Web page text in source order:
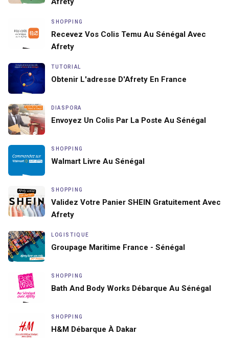
SHOPPING
Recevez Vos Colis Temu Au Sénégal Avec
Afrety
TUTORIAL
Obtenir L'adresse D'Afrety En France
DIASPORA
Envoyez Un Colis Par La Poste Au Sénégal
SHOPPING
Walmart Livre Au Sénégal
SHOPPING
Validez Votre Panier SHEIN Gratuitement Avec
Afrety
LOGISTIQUE
Groupage Maritime France - Sénégal
SHOPPING
Bath And Body Works Débarque Au Sénégal
SHOPPING
H&M Débarque À Dakar